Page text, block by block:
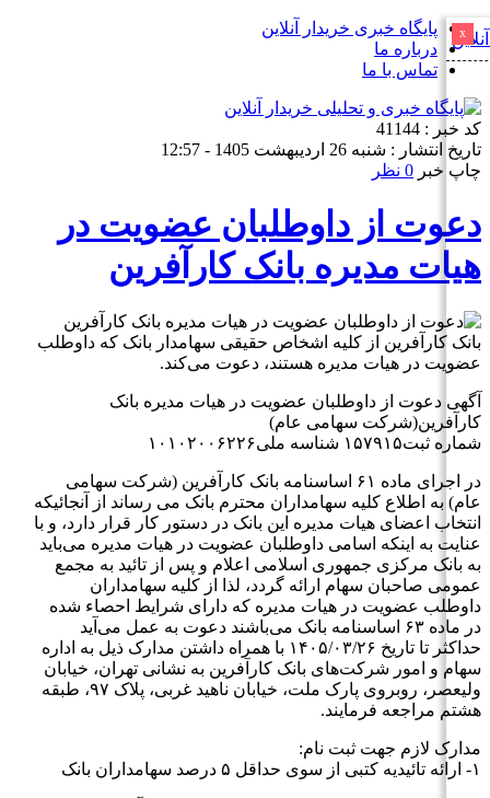
پایگاه خبری خریدار آنلاین
درباره ما
تماس با ما
x
کد خبر : 41144
تاریخ انتشار : شنبه 26 اردیبهشت 1405 - 12:57
چاپ خبر 0 نظر
دعوت از داوطلبان عضویت در
هیات مدیره بانک کارآفرین
بانک کارآفرین از کلیه اشخاص حقیقی سهامدار بانک که داوطلب
عضویت در هیات مدیره هستند، دعوت می‌کند.
آگهی دعوت از داوطلبان عضویت در هیات مدیره بانک
کارآفرین(شرکت سهامی عام)
شماره ثبت۱۵۷۹۱۵ شناسه ملی۱۰۱۰۲۰۰۶۲۲۶
در اجرای ماده ۶۱ اساسنامه بانک کارآفرین (شرکت سهامی
عام) به اطلاع کلیه سهامداران محترم بانک می رساند از آنجائیکه
انتخاب اعضای هیات مدیره این بانک در دستور کار قرار دارد، و با
عنایت به اینکه اسامی داوطلبان عضویت در هیات مدیره می‌باید
به بانک مرکزی جمهوری اسلامی اعلام و پس از تائید به مجمع
عمومی صاحبان سهام ارائه گردد، لذا از کلیه سهامداران
داوطلب عضویت در هیات مدیره که دارای شرایط احصاء شده
در ماده ۶۳ اساسنامه بانک می‌باشند دعوت به عمل می‌آید
حداکثر تا تاریخ ۱۴۰۵/۰۳/۲۶ با همراه داشتن مدارک ذیل به اداره
سهام و امور شرکت‌های بانک کارآفرین به نشانی تهران، خیابان
ولیعصر، روبروی پارک ملت، خیابان ناهید غربی، پلاک ۹۷، طبقه
هشتم مراجعه فرمایند.
مدارک لازم جهت ثبت نام:
۱- ارائه تائیدیه کتبی از سوی حداقل ۵ درصد سهامداران بانک